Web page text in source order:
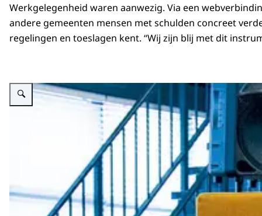
Werkgelegenheid waren aanwezig. Via een
andere gemeenten mensen met schulden concreet
regelingen en toeslagen kent. “Wij zijn blij met dit
Vergroot afbeelding Koning luistert naar voorlezende vrouw